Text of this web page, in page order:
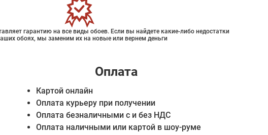
гарантию на все виды обоев. Если вы найдете какие-либо недостатки
обоях, мы заменим их на новые или вернем деньги
Оплата
Картой онлайн
Оплата курьеру при получении
Оплата безналичными с и без НДС
Оплата наличными или картой в шоу-руме